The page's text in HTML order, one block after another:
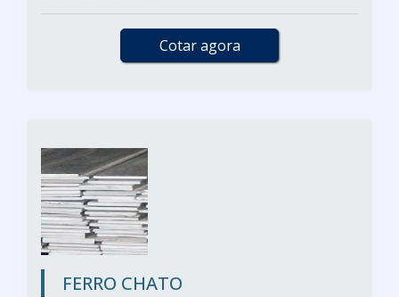
Cotar agora
FERRO CHATO